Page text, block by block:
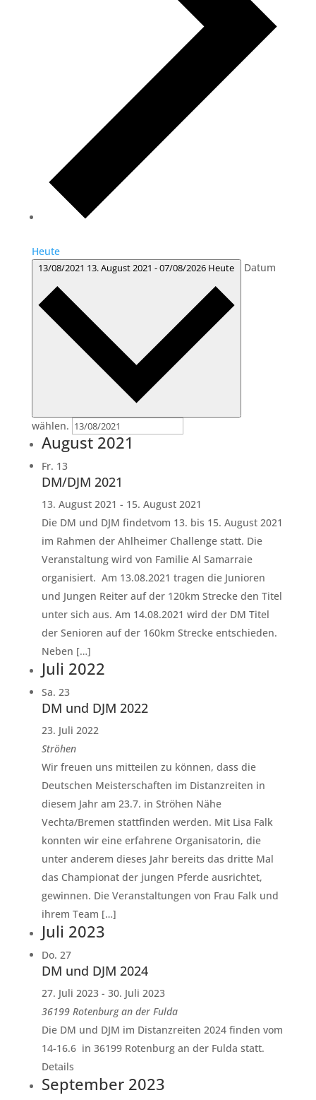
Heute
13/08/2021 13. August 2021-07/08/2026 Heute Datum
wählen.
August 2021
Fr. 13
DM/DJM 2021
13. August 2021 - 15. August 2021
Die DM und DJM findetvom 13. bis 15. August 2021
im Rahmen der Ahlheimer Challenge statt. Die
Veranstaltung wird von Familie Al Samarraie
organisiert. Am 13.08.2021 tragen die Junioren
und Jungen Reiter auf der 120km Strecke den Titel
unter sich aus. Am 14.08.2021 wird der DM Titel
der Senioren auf der 160km Strecke entschieden.
Neben […]
Juli 2022
Sa. 23
DM und DJM 2022
23. Juli 2022
Ströhen
Wir freuen uns mitteilen zu können, dass die
Deutschen Meisterschaften im Distanzreiten in
diesem Jahr am 23.7. in Ströhen Nähe
Vechta/Bremen stattfinden werden. Mit Lisa Falk
konnten wir eine erfahrene Organisatorin, die
unter anderem dieses Jahr bereits das dritte Mal
das Championat der jungen Pferde ausrichtet,
gewinnen. Die Veranstaltungen von Frau Falk und
ihrem Team […]
Juli 2023
Do. 27
DM und DJM 2024
27. Juli 2023- 30. Juli 2023
36199 Rotenburg an der Fulda
Die DM und DJM im Distanzreiten 2024 finden vom
14-16.6 in 36199 Rotenburg an der Fulda statt.
Details
September 2023